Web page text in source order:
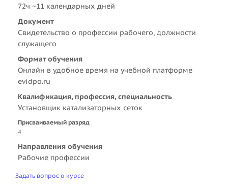
72ч ~11 календарных дней
Документ
Свидетельство о профессии рабочего, должности
служащего
Формат обучения
Онлайн в удобное время на учебной платформе
evidpo.ru
Квалификация, профессия, специальность
Установщик катализаторных сеток
Присваиваемый разряд
4
Направления обучения
Рабочие профессии
Задать вопрос о курсе